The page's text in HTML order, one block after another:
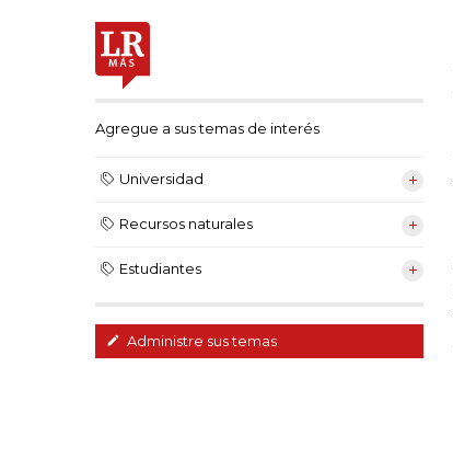
Agregue a sus temas de interés
Universidad
Recursos naturales
Estudiantes
Administre sus temas